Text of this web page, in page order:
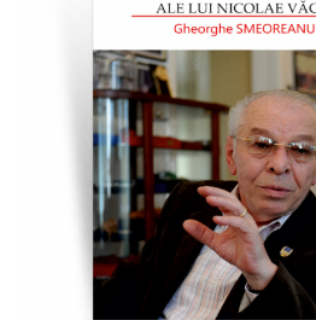
Contemporana
Universala
Universala
Non-fictiune